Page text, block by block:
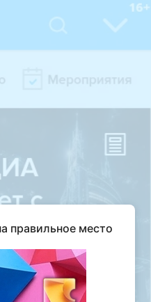
правильное место